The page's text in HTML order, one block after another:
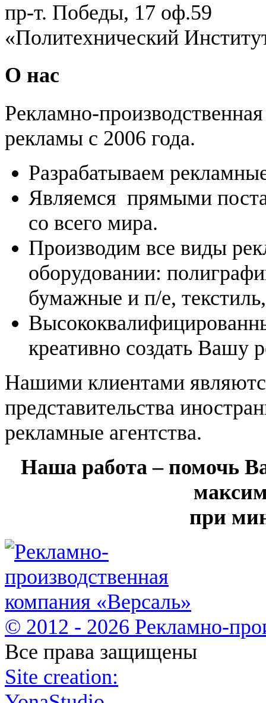
пр-т. Победы, 17 оф.59
«Политехнический
О нас
Рекламно-
рекламы с 2006 года.
Разрабатываем
Являемся прямыми
со всего мира.
Производим все виды
оборудовании:
бумажные и п/е,
креативно создать Вашу
Нашими клиентами
представительства
рекламные агентства.
Наша работа – помочь
при
© 2012 - 2026 Рекламно-
Все права защищены
Site creation: